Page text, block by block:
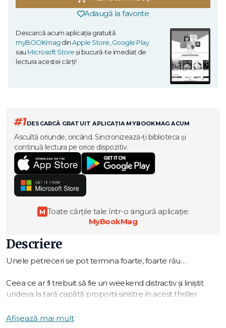
Adaugă la favorite
Descarcă acum aplicația gratuită
myBOOKmag dinApple Store,Google Play
sau Microsoft Storeși bucură-te imediat de
lectura acestei cărți!
#1DESCARCĂ GRATUIT APLICAȚIA MYBOOKMAG ACUM
Ascultă oriunde, oricând. Sincronizează-ți biblioteca și
continuă lectura pe orice dispozitiv.
M Toate cărțile tale într-o singură aplicație:
MyBookMag
Descriere
Unele petreceri se pot termina foarte, foarte rău…
Ceea ce ar fi trebuit să fie un weekend distractiv și liniștit
undeva la țară capătă proporții sinistre în acest thriller
Afișează mai mult